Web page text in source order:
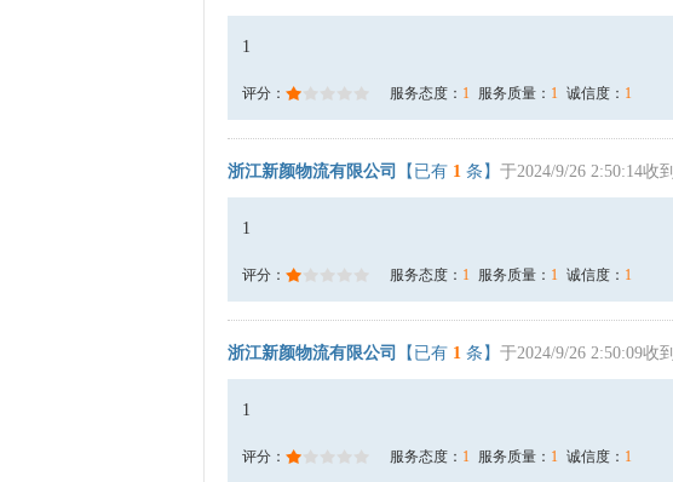
1
评分： 服务态度： 1 服务质量： 1 诚信度： 1
浙江新颜物流有限公司 【已有 1 条】 于2024/9/26 2:50:14收到
1
评分： 服务态度： 1 服务质量： 1 诚信度： 1
浙江新颜物流有限公司 【已有 1 条】 于2024/9/26 2:50:09收到
1
评分： 服务态度： 1 服务质量： 1 诚信度： 1